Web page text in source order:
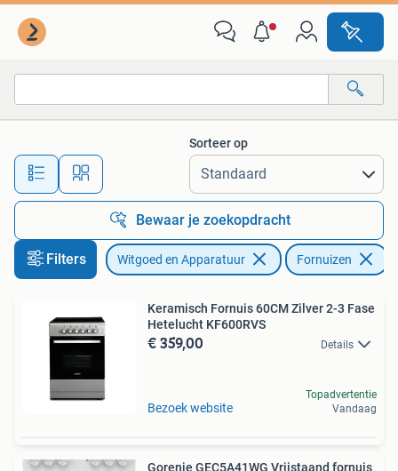
Alle afstanden…
Sorteer op
Bewaar je zoekopdracht
Filters Witgoed en Apparatuur Fornuizen
Keramisch Fornuis 60CM Zilver 2-3 Fase
Hetelucht KF600RVS
€ 359,00 Details
Bezoek website
Topadvertentie
Vandaag
Gorenje GEC5A41WG Vrijstaand fornuis